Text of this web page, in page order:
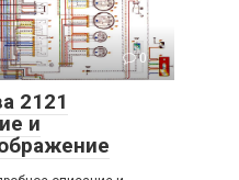
0
2121
и